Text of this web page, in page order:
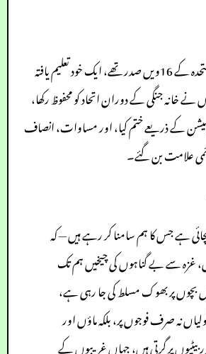
ابراہم لنکن ریاستہائے متحدہ کے 16ویں صدر تھے، ایک خود تعلیم یافتہ
خانہ جنگی کے دوران اتحاد کو محفوظ رکھا،
کے ذریعے ختم کیا، اور مساوات، انصاف
علامت بن گئے۔
ہے جس کا ہم سامنا کر رہے ہیں — کہ
غزہ سے بے گناہوں کی چیخیں ہم تک
بچوں پر بھوک مسلط کی جا رہی ہے،
نہ صرف فوجوں پر، بلکہ ماؤں اور
بیٹیوں پر گرتی ہیں، جہاں غریبوں کے